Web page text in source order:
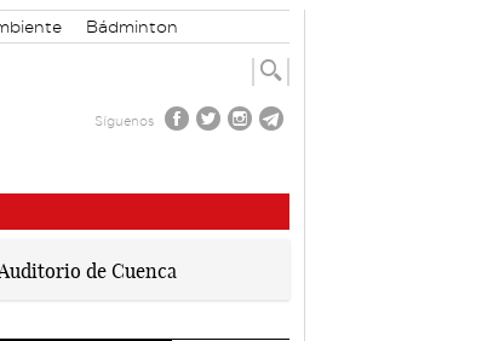
Bádminton
Síguenos